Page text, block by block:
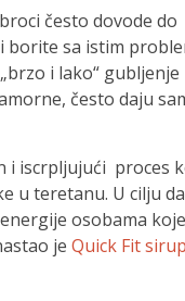
često dovode do
borite sa istim
i lako“ gubljenje
često daju
i iscrpljujući proces
u teretanu. U cilju da
osobama
je Quick Fit